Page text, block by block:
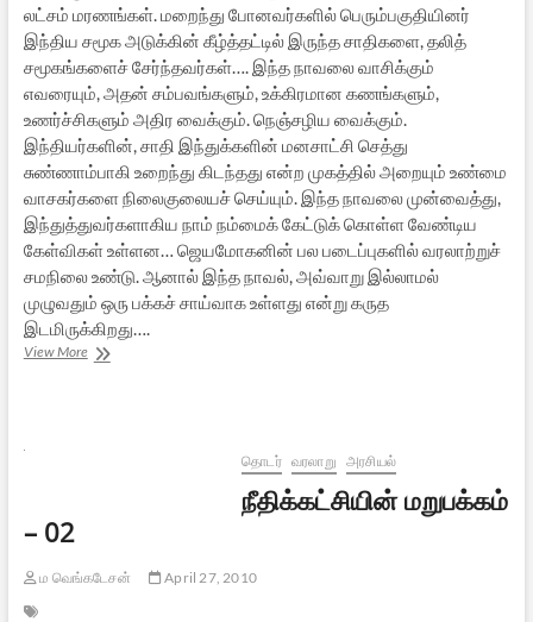
லட்சம் மரணங்கள். மறைந்து போனவர்களில் பெரும்பகுதியினர்
இந்திய சமூக அடுக்கின் கீழ்த்தட்டில் இருந்த சாதிகளை, தலித்
சமூகங்களைச் சேர்ந்தவர்கள்…. இந்த நாவலை வாசிக்கும்
எவரையும், அதன் சம்பவங்களும், உக்கிரமான கணங்களும்,
உணர்ச்சிகளும் அதிர வைக்கும். நெஞ்சழிய வைக்கும்.
இந்தியர்களின், சாதி இந்துக்களின் மனசாட்சி செத்து
சுண்ணாம்பாகி உறைந்து கிடந்தது என்ற முகத்தில் அறையும் உண்மை
வாசகர்களை நிலைகுலையச் செய்யும். இந்த நாவலை முன்வைத்து,
இந்துத்துவர்களாகிய நாம் நம்மைக் கேட்டுக் கொள்ள வேண்டிய
கேள்விகள் உள்ளன… ஜெயமோகனின் பல படைப்புகளில் வரலாற்றுச்
சமநிலை உண்டு. ஆனால் இந்த நாவல், அவ்வாறு இல்லாமல்
முழுவதும் ஒரு பக்கச் சாய்வாக உள்ளது என்று கருத
இடமிருக்கிறது….
View Moreஅழிவின்
தொடர் வரலாறு அரசியல்
நீதிக்கட்சியின் மறுபக்கம்
– 02
ம வெங்கடேசன் April 27, 2010